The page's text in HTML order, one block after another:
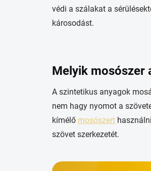
védi a szálakat a
károsodást.
Melyik mosószer
A szintetikus anyagok
nem hagy nyomot a
kímélő mosószert
szövet szerkezetét.